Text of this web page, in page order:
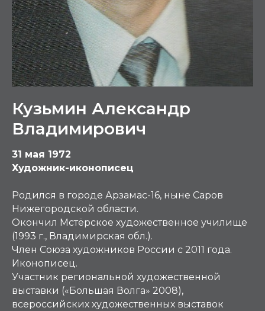
Кузьмин Александр
Владимирович
31 мая 1972
Художник-иконописец
Родился в городе Арзамас-16, ныне Саров
Нижегородской области.
Окончил Мстёрское художественное училище
(1993 г., Владимирская обл.).
Член Союза художников России с 2011 года.
Иконописец.
Участник региональной художественной
выставки («Большая Волга» 2008),
всероссийских художественных выставок